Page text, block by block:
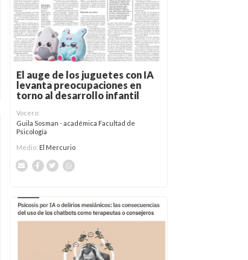
El auge de los juguetes con IA
levanta preocupaciones en
torno al desarrollo infantil
Vocero:
Guila Sosman - académica Facultad de
Psicología
Medio: El Mercurio